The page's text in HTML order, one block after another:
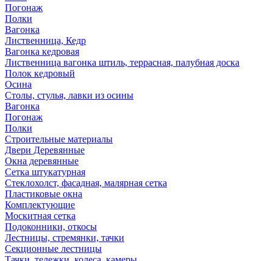
Погонаж
Полки
Вагонка
Лиственница, Кедр
Вагонка кедровая
Лиственница вагонка штиль, террасная, палубная доска
Полок кедровый
Осина
Столы, стулья, лавки из осины
Вагонка
Погонаж
Полки
Строительные материалы
Двери Деревянные
Окна деревянные
Сетка штукатурная
Стеклохолст, фасадная, малярная сетка
Пластиковые окна
Комплектующие
Москитная сетка
Подоконники, откосы
Лестницы, стремянки, тачки
Секционные лестницы